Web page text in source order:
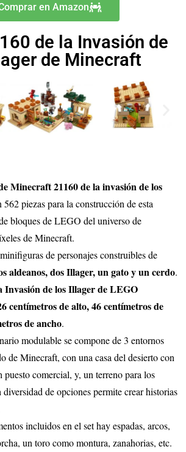
en Amazon
de la Invasión de
de Minecraft
Minecraft 21160 de la invasión de los
562 piezas para la construcción de esta
bloques de LEGO del universo de
de Minecraft.
de personajes construibles de
aldeanos, dos Illager, un gato y un cerdo.
Invasión de los Illager de LEGO
centímetros de alto, 46 centímetros de
de ancho.
modulable se compone de 3 entornos
de Minecraft, con una casa del desierto con
puesto comercial, y, un terreno para los
de opciones permite crear historias
incluidos en el set hay espadas, arcos,
un toro como montura, zanahorias, etc.